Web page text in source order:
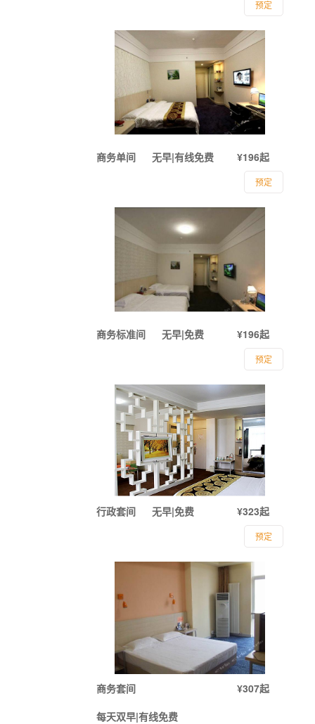
预定
商务单间 ¥196起
无早|有线免费
预定
商务标准间 ¥196起
无早|免费
预定
行政套间 ¥323起
无早|免费
预定
商务套间
¥307起
每天双早|有线免费